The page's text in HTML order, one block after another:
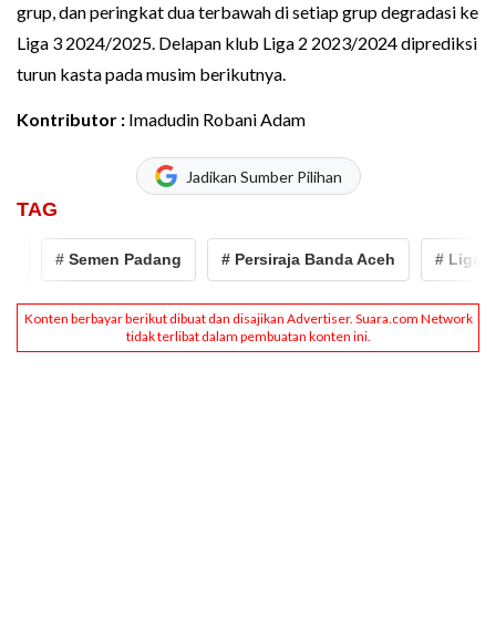
grup, dan peringkat dua terbawah di setiap grup degradasi ke
Liga 3 2024/2025. Delapan klub Liga 2 2023/2024 diprediksi
turun kasta pada musim berikutnya.
Kontributor : Imadudin Robani Adam
Jadikan Sumber Pilihan
TAG
# Semen Padang # Persiraja Banda Aceh # Liga 2